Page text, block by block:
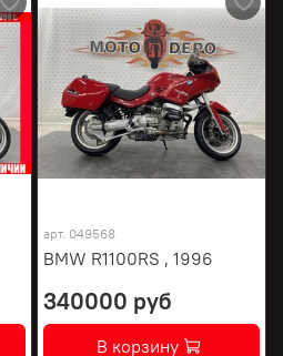
арт. 049568
BMW R1100RS , 1996
340000 руб
В корзину